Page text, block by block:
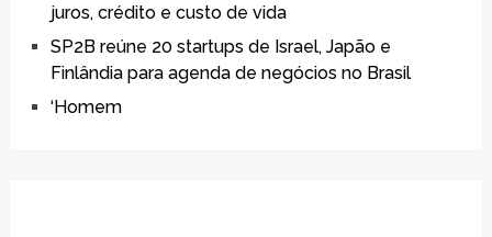
juros, crédito e custo de vida
SP2B reúne 20 startups de Israel, Japão e
Finlândia para agenda de negócios no Brasil
‘Homem